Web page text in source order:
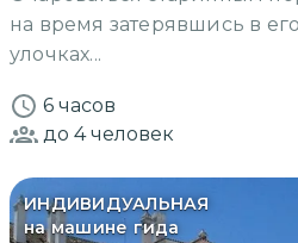
на время затерявшись в
улочках...
6 часов
до 4человек
ИНДИВИДУАЛЬНАЯ
на машине гида